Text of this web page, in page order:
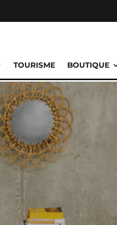
TOURISME BOUTIQUE